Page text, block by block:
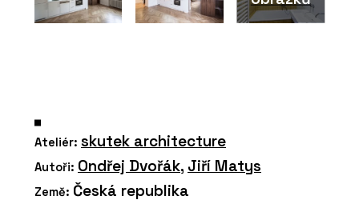
Ateliér: skutek architecture
Autoři: Ondřej Dvořák, Jiří Matys
Země: Česká republika